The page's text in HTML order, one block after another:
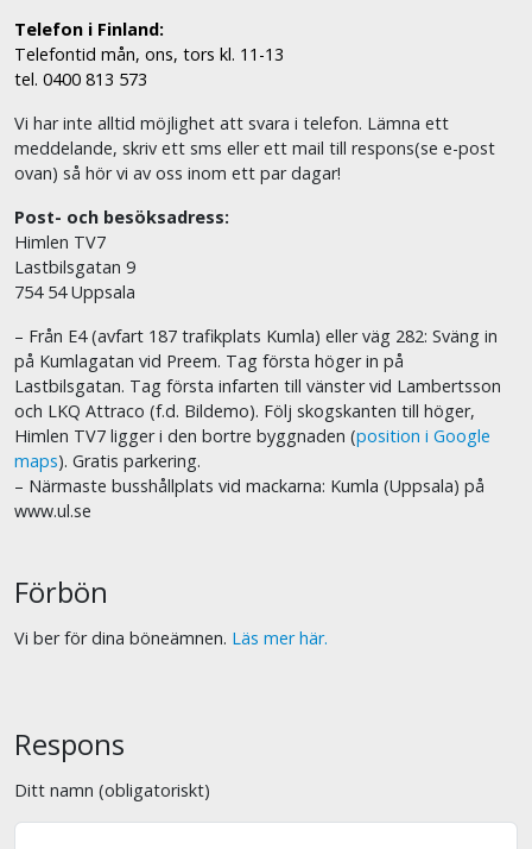
Telefon i Finland:
Telefontid mån, ons, tors kl. 11-13
tel. 0400 813 573
Vi har inte alltid möjlighet att svara i telefon. Lämna ett
meddelande, skriv ett sms eller ett mail till respons(se e-post
ovan) så hör vi av oss inom ett par dagar!
Post- och besöksadress:
Himlen TV7
Lastbilsgatan 9
754 54 Uppsala
– Från E4 (avfart 187 trafikplats Kumla) eller väg 282: Sväng in
på Kumlagatan vid Preem. Tag första höger in på
Lastbilsgatan. Tag första infarten till vänster vid Lambertsson
och LKQ Attraco (f.d. Bildemo). Följ skogskanten till höger,
Himlen TV7 ligger i den bortre byggnaden (position i Google
maps). Gratis parkering.
– Närmaste busshållplats vid mackarna: Kumla (Uppsala) på
www.ul.se
Förbön
Vi ber för dina böneämnen. Läs mer här.
Respons
Ditt namn (obligatoriskt)